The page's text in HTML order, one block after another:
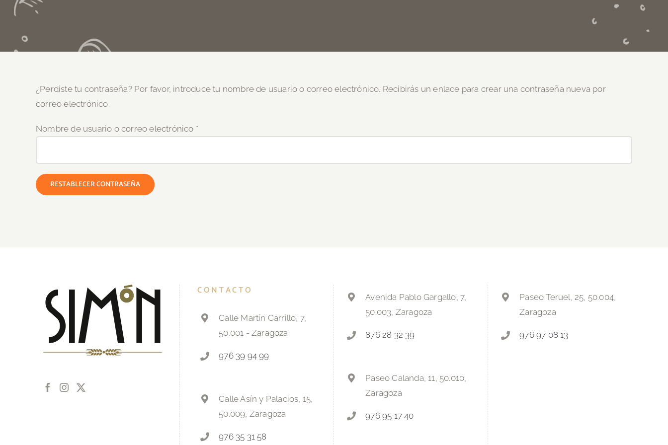
¿Perdiste tu contraseña? Por favor, introduce tu nombre de usuario o correo electrónico. Recibirás un enlace para crear una contraseña nueva por
correo electrónico.
Nombre de usuario o correo electrónico *
RESTABLECER CONTRASEÑA
CONTACTO
Calle Martín Carrillo, 7,
50.001 - Zaragoza
976 39 94 99
Calle Asín y Palacios, 15,
50.009, Zaragoza
976 35 31 58
Avenida Pablo Gargallo, 7,
50.003, Zaragoza
876 28 32 39
Paseo Calanda, 11, 50.010,
Zaragoza
976 95 17 40
Paseo Teruel, 25, 50.004,
Zaragoza
976 97 08 13